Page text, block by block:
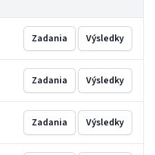
Zadania Výsledky
Zadania Výsledky
Zadania Výsledky